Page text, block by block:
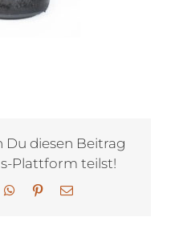
Du diesen Beitrag
Plattform teilst!
WhatsApp
Pinterest
E-